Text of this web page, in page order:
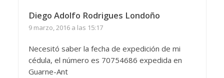
Diego Adolfo Rodrigues Londoño
9 marzo, 2016 a las 15:17
Necesitó saber la fecha de expedición de mi
cédula, el número es 70754686 expedida en
Guarne-Ant